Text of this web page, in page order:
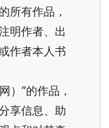
所有作品，
明作者、出
作者本人书
）”的作品，
享信息、助